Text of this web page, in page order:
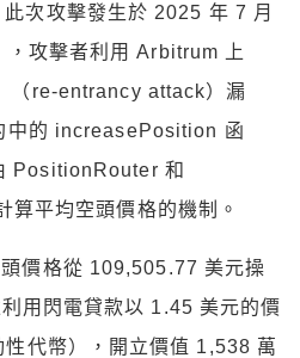
次攻擊發生於 2025 年 7 月
攻擊者利用 Arbitrum 上
（re-entrancy attack）漏
中的 increasePosition 函
PositionRouter 和
平均空頭價格的機制。
價格從 109,505.77 美元操
用閃電貸款以 1.45 美元的價
代幣），開立價值 1,538 萬